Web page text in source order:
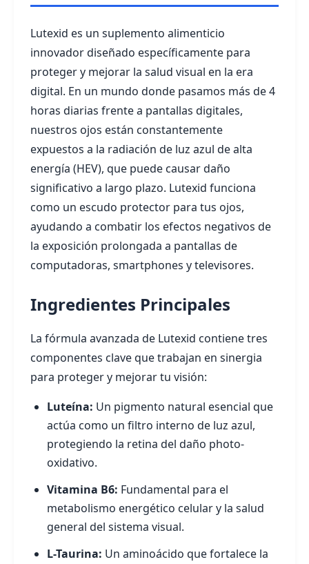
Lutexid es un suplemento alimenticio
innovador diseñado específicamente para
proteger y mejorar la salud visual en la era
digital. En un mundo donde pasamos más de 4
horas diarias frente a pantallas digitales,
nuestros ojos están constantemente
expuestos a la radiación de luz azul de alta
energía (HEV), que puede causar daño
significativo a largo plazo. Lutexid funciona
como un escudo protector para tus ojos,
ayudando a combatir los efectos negativos de
la exposición prolongada a pantallas de
computadoras, smartphones y televisores.
Ingredientes Principales
La fórmula avanzada de Lutexid contiene tres
componentes clave que trabajan en sinergia
para proteger y mejorar tu visión:
Luteína: Un pigmento natural esencial que
actúa como un filtro interno de luz azul,
protegiendo la retina del daño photo-
oxidativo.
Vitamina B6: Fundamental para el
metabolismo energético celular y la salud
general del sistema visual.
L-Taurina: Un aminoácido que fortalece la